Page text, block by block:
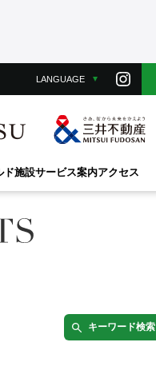
LANGUAGE
ド施設サービス案内アクセス
キーワード検索